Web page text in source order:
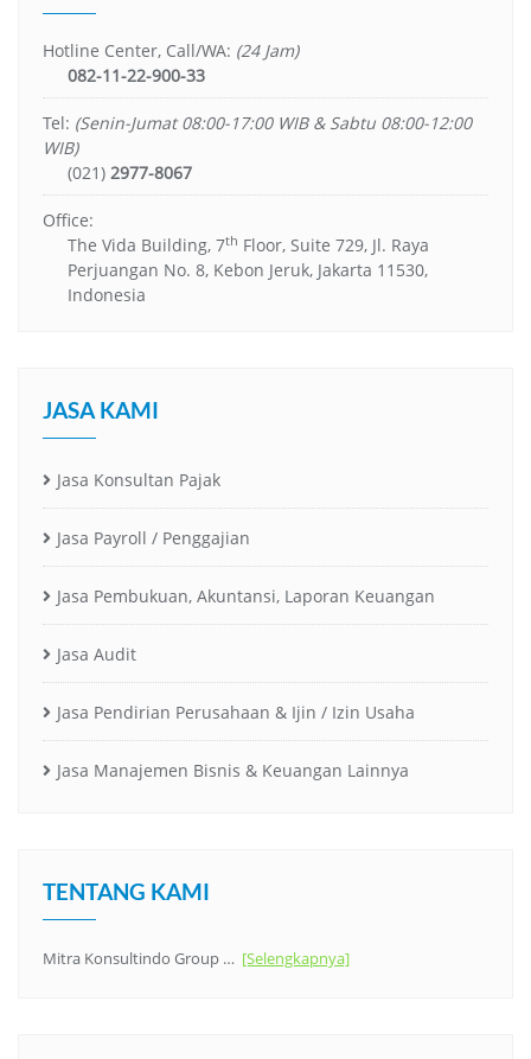
Hotline Center, Call/WA: (24 Jam)
082-11-22-900-33
Tel: (Senin-Jumat 08:00-17:00 WIB & Sabtu 08:00-12:00
WIB)
(021) 2977-8067
Office:
The Vida Building, 7th Floor, Suite 729, Jl. Raya
Perjuangan No. 8, Kebon Jeruk, Jakarta 11530,
Indonesia
JASA KAMI
Jasa Konsultan Pajak
Jasa Payroll / Penggajian
Jasa Pembukuan, Akuntansi, Laporan Keuangan
Jasa Audit
Jasa Pendirian Perusahaan & Ijin / Izin Usaha
Jasa Manajemen Bisnis & Keuangan Lainnya
TENTANG KAMI
Mitra Konsultindo Group … [Selengkapnya]